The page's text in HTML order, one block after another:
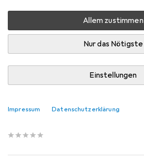
Allem zustimmen
Nur das Nötigste
Einstellungen
Impressum Datenschutzerklärung
Relevanz
Produktliste
Steckschlüssel + Stecknuss
KokenStecknuss-Sicherungsklemmen